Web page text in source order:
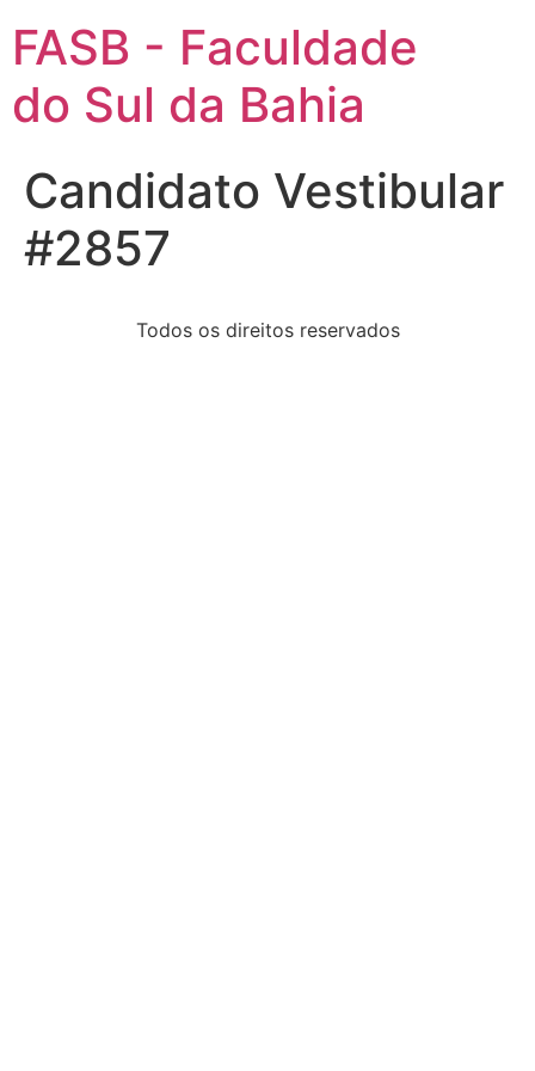
FASB - Faculdade
do Sul da Bahia
Candidato Vestibular
#2857
Todos os direitos reservados